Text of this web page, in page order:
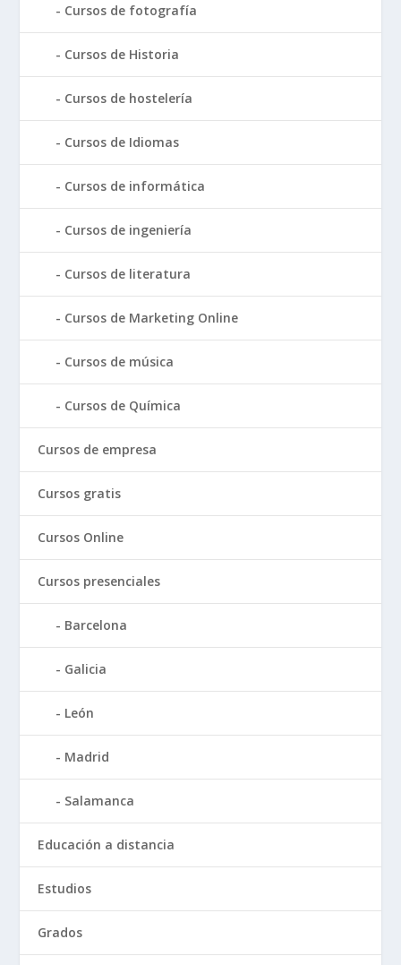
Cursos de fotografía
Cursos de Historia
Cursos de hostelería
Cursos de Idiomas
Cursos de informática
Cursos de ingeniería
Cursos de literatura
Cursos de Marketing Online
Cursos de música
Cursos de Química
Cursos de empresa
Cursos gratis
Cursos Online
Cursos presenciales
Barcelona
Galicia
León
Madrid
Salamanca
Educación a distancia
Estudios
Grados